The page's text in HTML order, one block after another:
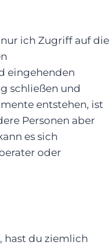
ich Zugriff auf die
eingehenden
schließen und
entstehen, ist
Personen aber
es sich
oder
hast du ziemlich